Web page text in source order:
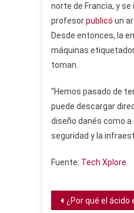
norte de Francia, y
profesorpublicó un
Desde entonces, la
máquinas
toman.
“Hemos pasado de
puede descargar
diseño danés como
seguridad y la
Fuente: Tech Xplore.
¿Por qué el ácido estomacal no quema nuestro